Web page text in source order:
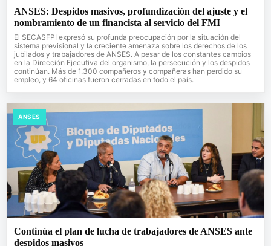
ANSES: Despidos masivos, profundización del ajuste y el
nombramiento de un financista al servicio del FMI
El SECASFPI expresó su profunda preocupación por la situación del
sistema previsional y la creciente amenaza sobre los derechos de los
jubilados y trabajadores de ANSES. A pesar de los constantes cambios
en la Dirección Ejecutiva del organismo, la persecución y los despidos
continúan. Más de 1.300 compañeros y compañeras han perdido su
empleo, y 64 oficinas fueron cerradas en todo el país.
ANSES
Continúa el plan de lucha de trabajadores de ANSES ante
despidos masivos